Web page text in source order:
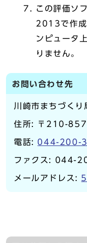
この評価
2013で作成
ンピュータ
りません。
お問い合わせ先
川崎市まちづくり
住所: 〒210-
電話: 044-200-
ファクス: 044-
メールアドレス: